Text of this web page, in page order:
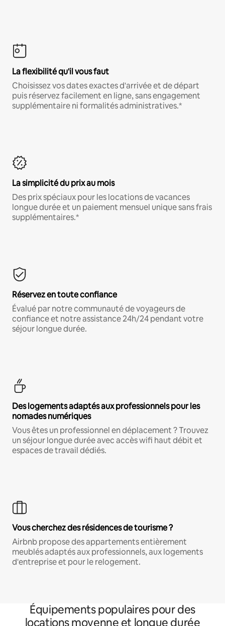
La flexibilité qu'il vous faut
Choisissez vos dates exactes d'arrivée et de départ
puis réservez facilement en ligne, sans engagement
supplémentaire ni formalités administratives.*
La simplicité du prix au mois
Des prix spéciaux pour les locations de vacances
longue durée et un paiement mensuel unique sans frais
supplémentaires.*
Réservez en toute confiance
Évalué par notre communauté de voyageurs de
confiance et notre assistance 24h/24 pendant votre
séjour longue durée.
Des logements adaptés aux professionnels pour les
nomades numériques
Vous êtes un professionnel en déplacement ? Trouvez
un séjour longue durée avec accès wifi haut débit et
espaces de travail dédiés.
Vous cherchez des résidences de tourisme ?
Airbnb propose des appartements entièrement
meublés adaptés aux professionnels, aux logements
d'entreprise et pour le relogement.
Équipements populaires pour des
locations moyenne et longue durée